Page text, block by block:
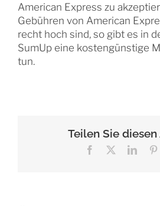
American Express zu
Gebühren von American
recht hoch sind, so gibt es in
SumUp eine kostengünstige
tun.
Teilen Sie
Facebook